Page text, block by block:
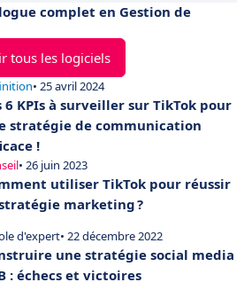
complet en Gestion de
tous les logiciels
• 25 avril 2024
6 KPIs à surveiller sur TikTok pour
stratégie de communication
!
• 26 juin 2023
utiliser TikTok pour réussir
marketing ?
d'expert• 22 décembre 2022
une stratégie social media
: échecs et victoires